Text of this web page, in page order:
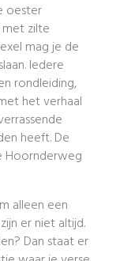
oester
zilte
mag je de
Iedere
rondleiding,
het verhaal
heeft. De
Hoornderweg
alleen een
er niet altijd.
Dan staat er